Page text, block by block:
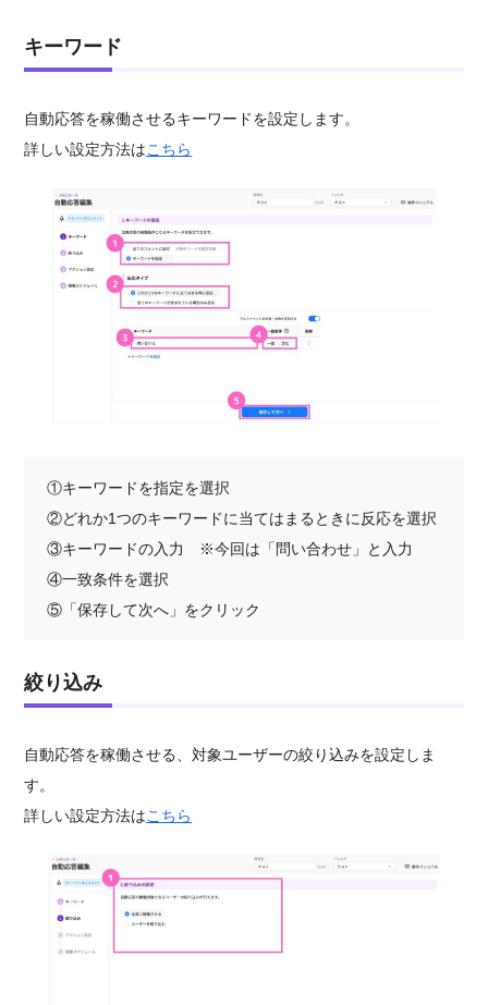
キーワード
自動応答を稼働させるキーワードを設定します。
詳しい設定方法はこちら
①キーワードを指定を選択
②どれか1つのキーワードに当てはまるときに反応を選択
③キーワードの入力 ※今回は「問い合わせ」と入力
④一致条件を選択
⑤「保存して次へ」をクリック
絞り込み
自動応答を稼働させる、対象ユーザーの絞り込みを設定しま
す。
詳しい設定方法はこちら